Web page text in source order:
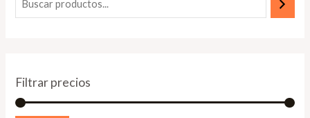
Filtrar precios